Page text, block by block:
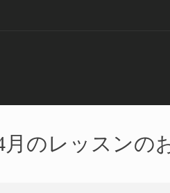
のレッスンの